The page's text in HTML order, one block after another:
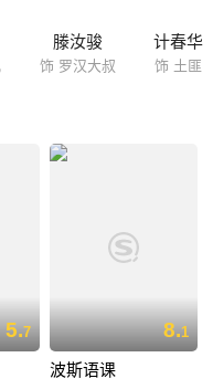
滕汝骏
饰 罗汉大叔
计春华
饰 土匪
5.7 8.1
波斯语课